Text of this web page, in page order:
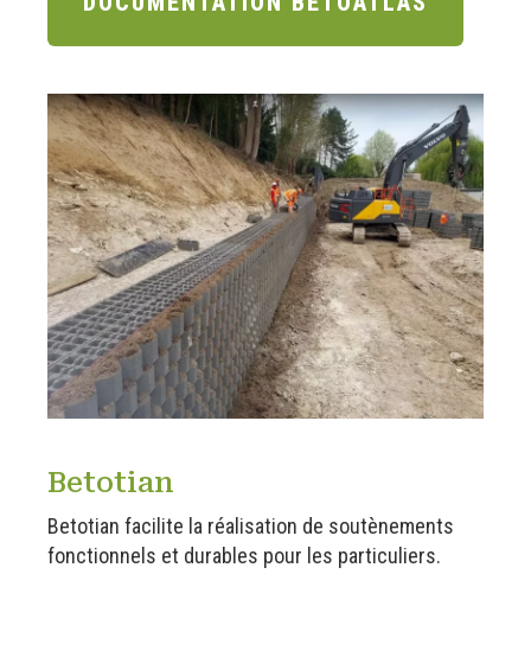
Betotian
Betotian facilite la réalisation de soutènements
fonctionnels et durables pour les particuliers.